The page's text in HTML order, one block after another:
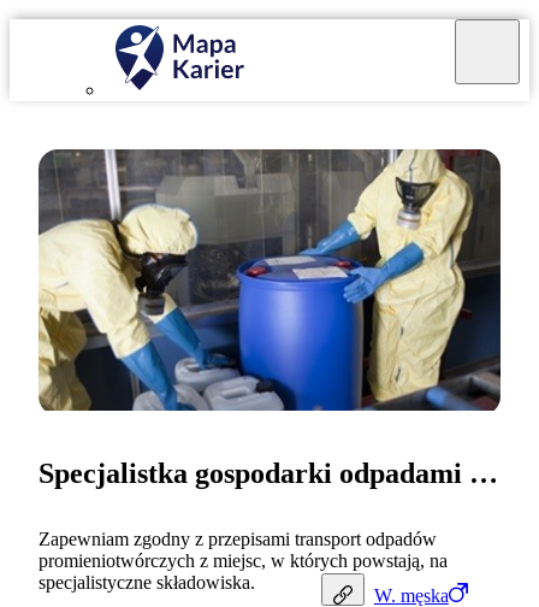
W. męska
Specjalistka gospodarki odpadami promieniotwórczymi
Zapewniam zgodny z przepisami transport odpadów
promieniotwórczych z miejsc, w których powstają, na
specjalistyczne składowiska.